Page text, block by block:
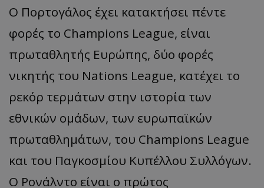
Ο Πορτογάλος έχει κατακτήσει πέντε
φορές το Champions League, είναι
πρωταθλητής Ευρώπης, δύο φορές
νικητής του Nations League, κατέχει το
ρεκόρ τερμάτων στην ιστορία των
εθνικών ομάδων, των ευρωπαϊκών
πρωταθλημάτων, του Champions League
και του Παγκοσμίου Κυπέλλου Συλλόγων.
Ο Ρονάλντο είναι ο πρώτος